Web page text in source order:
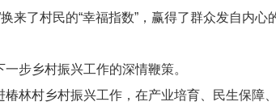
来了村民的“幸福指数”，赢得了群众发自内心
步乡村振兴工作的深情鞭策。
林村乡村振兴工作，在产业培育、民生保障